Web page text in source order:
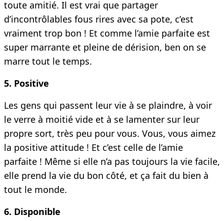
toute amitié. Il est vrai que partager
d’incontrôlables fous rires avec sa pote, c’est
vraiment trop bon ! Et comme l’amie parfaite est
super marrante et pleine de dérision, ben on se
marre tout le temps.
5. Positive
Les gens qui passent leur vie à se plaindre, à voir
le verre à moitié vide et à se lamenter sur leur
propre sort, très peu pour vous. Vous, vous aimez
la positive attitude ! Et c’est celle de l’amie
parfaite ! Même si elle n’a pas toujours la vie facile,
elle prend la vie du bon côté, et ça fait du bien à
tout le monde.
6. Disponible